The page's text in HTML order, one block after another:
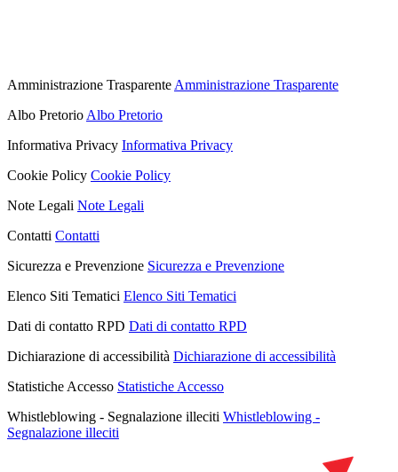
Amministrazione Trasparente Amministrazione Trasparente
Albo Pretorio Albo Pretorio
Informativa Privacy Informativa Privacy
Cookie Policy Cookie Policy
Note Legali Note Legali
Contatti Contatti
Sicurezza e Prevenzione Sicurezza e Prevenzione
Elenco Siti Tematici Elenco Siti Tematici
Dati di contatto RPD Dati di contatto RPD
Dichiarazione di accessibilità Dichiarazione di accessibilità
Statistiche Accesso Statistiche Accesso
Whistleblowing - Segnalazione illeciti Whistleblowing -
Segnalazione illeciti